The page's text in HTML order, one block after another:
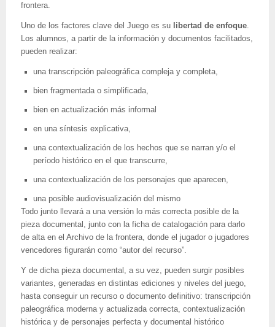
frontera.
Uno de los factores clave del Juego es su libertad de enfoque
Los alumnos, a partir de la información y documentos facilitados,
pueden realizar:
una transcripción paleográfica compleja y completa,
bien fragmentada o simplificada,
bien en actualización más informal
en una síntesis explicativa,
una contextualización de los hechos que se narran y/o el
período histórico en el que transcurre,
una contextualización de los personajes que aparecen,
una posible audiovisualización del mismo
Todo junto llevará a una versión lo más correcta posible de la
pieza documental, junto con la ficha de catalogación para darlo
de alta en el Archivo de la frontera, donde el jugador o jugadores
vencedores figurarán como “autor del recurso”.
Y de dicha pieza documental, a su vez, pueden surgir posibles
variantes, generadas en distintas ediciones y niveles del juego,
hasta conseguir un recurso o documento definitivo: transcripción
paleográfica moderna y actualizada correcta, contextualización
histórica y de personajes perfecta y documental histórico